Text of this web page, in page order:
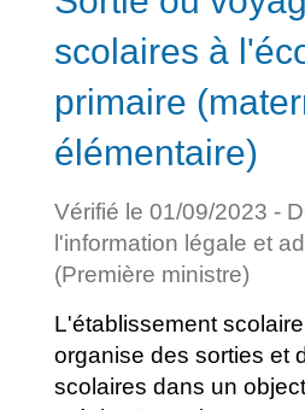
scolaires à
primaire
élémentaire)
Vérifié le 01/09/2023 -
l'information légale et
(Première ministre)
L'établissement
organise des sorties et
scolaires dans un